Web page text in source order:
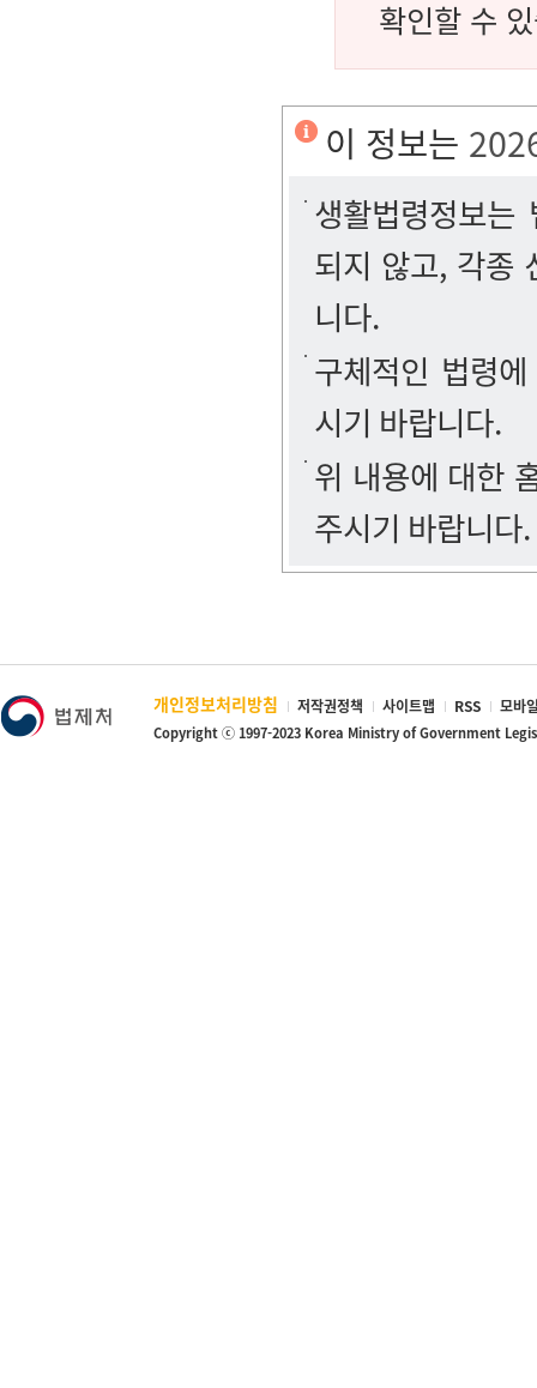
확인할 수
이 정보는
생활법령정보
되지 않고, 각종
니다.
구체적인 법령
시기 바랍니다.
위 내용에 대한
주시기 바랍니다.
개인정보처리방침 저작권정책 사이트맵 RSS 모바
Copyright ⓒ 1997-2023 Korea Ministry of Government